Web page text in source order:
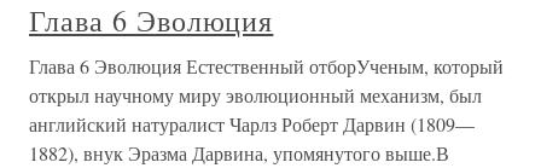
Глава 6 Эволюция
Глава 6 Эволюция Естественный отборУченым, который
открыл научному миру эволюционный механизм, был
английский на­туралист Чарлз Роберт Дарвин (1809—
1882), внук Эразма Дарвина, упомянутого выше.В